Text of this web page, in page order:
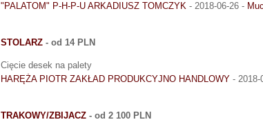
"PALATOM" P-H-P-U ARKADIUSZ TOMCZYK - 2018-06-26 -
STOLARZ - od 14 PLN
Cięcie desek na palety
HARĘŻA PIOTR ZAKŁAD PRODUKCYJNO HANDLOWY - 2018-
TRAKOWY/ZBIJACZ - od 2 100 PLN